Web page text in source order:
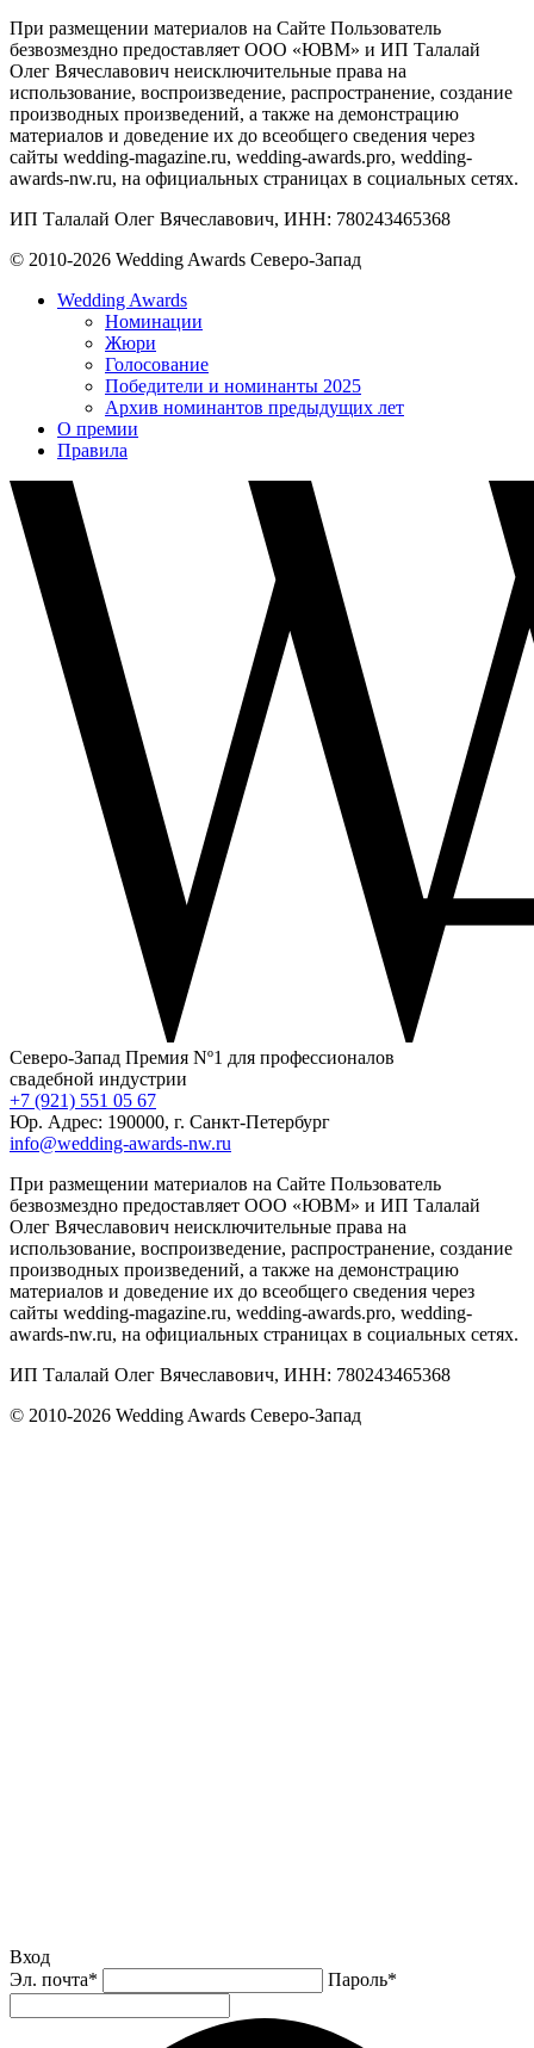
При размещении материалов на Сайте Пользователь
безвозмездно предоставляет ООО «ЮВМ» и ИП Талалай
Олег Вячеславович неисключительные права на
использование, воспроизведение, распространение, создание
производных произведений, а также на демонстрацию
материалов и доведение их до всеобщего сведения через
сайты wedding-magazine.ru, wedding-awards.pro, wedding-
awards-nw.ru, на официальных страницах в социальных сетях.
ИП Талалай Олег Вячеславович, ИНН: 780243465368
© 2010-2026 Wedding Awards Северо-Запад
Wedding Awards
Номинации
Жюри
Голосование
Победители и номинанты 2025
Архив номинантов предыдущих лет
О премии
Правила
Северо-Запад Премия Nº1 для профессионалов
свадебной индустрии
+7 (921) 551 05 67
Юр. Адрес: 190000, г. Санкт-Петербург
info@wedding-awards-nw.ru
При размещении материалов на Сайте Пользователь
безвозмездно предоставляет ООО «ЮВМ» и ИП Талалай
Олег Вячеславович неисключительные права на
использование, воспроизведение, распространение, создание
производных произведений, а также на демонстрацию
материалов и доведение их до всеобщего сведения через
сайты wedding-magazine.ru, wedding-awards.pro, wedding-
awards-nw.ru, на официальных страницах в социальных сетях.
ИП Талалай Олег Вячеславович, ИНН: 780243465368
© 2010-2026 Wedding Awards Северо-Запад
Вход
Эл. почта* Пароль*